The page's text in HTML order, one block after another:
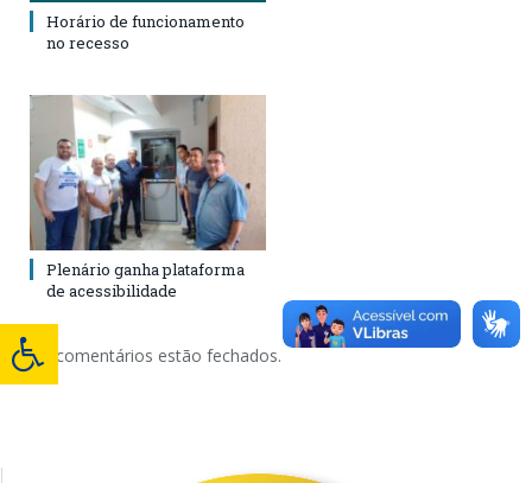
Horário de funcionamento
no recesso
Plenário ganha plataforma
de acessibilidade
Os comentários estão fechados.